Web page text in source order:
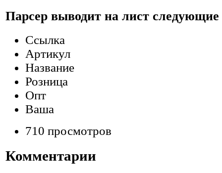
Парсер выводит на лист
Ссылка
Артикул
Название
Розница
Опт
Ваша
710 просмотров
Комментарии